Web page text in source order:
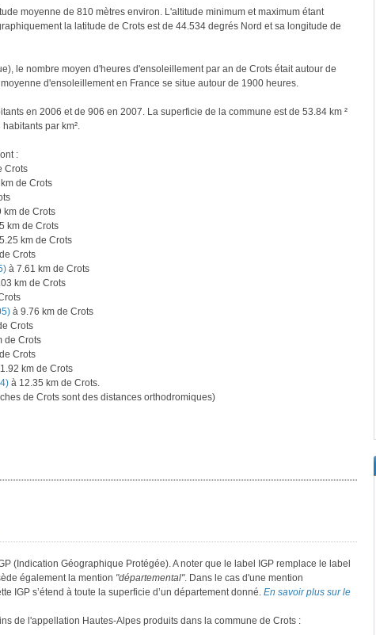
moyenne de 810 mètres environ. L'altitude minimum et maximum étant
la latitude de Crots est de 44.534 degrés Nord et sa longitude de
le nombre moyen d'heures d'ensoleillement par an de Crots était autour de
d'ensoleillement en France se situe autour de 1900 heures.
en 2006 et de 906 en 2007. La superficie de la commune est de 53.84 km ²
par km².
:
Crots
de Crots
km de Crots
km de Crots
km de Crots
Crots
à 7.61 km de Crots
km de Crots
à 9.76 km de Crots
Crots
de Crots
Crots
km de Crots
à 12.35 km de Crots.
de Crots sont des distances orthodromiques)
(Indication Géographique Protégée). A noter que le label IGP remplace le label
également la mention "départemental". Dans le cas d'une mention
IGP s’étend à toute la superficie d’un département donné. En savoir plus sur le
de l'appellation Hautes-Alpes produits dans la commune de Crots :